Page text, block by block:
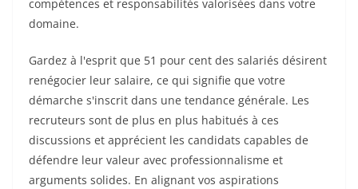
compétences et responsabilités valorisées dans votre
domaine.
Gardez à l'esprit que 51 pour cent des salariés désirent
renégocier leur salaire, ce qui signifie que votre
démarche s'inscrit dans une tendance générale. Les
recruteurs sont de plus en plus habitués à ces
discussions et apprécient les candidats capables de
défendre leur valeur avec professionnalisme et
arguments solides. En alignant vos aspirations